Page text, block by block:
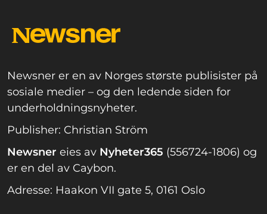
Newsner er en av Norges største publisister på
sosiale medier – og den ledende siden for
underholdningsnyheter.
Publisher: Christian Ström
Newsner eies av Nyheter365 (556724-1806) og
er en del av Caybon.
Adresse: Haakon VII gate 5, 0161 Oslo